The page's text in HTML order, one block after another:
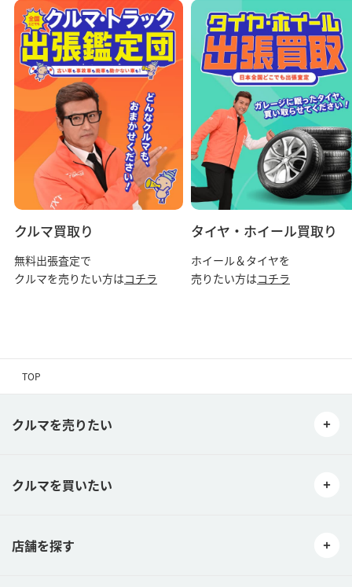
クルマ買取り
無料出張査定で
クルマを売りたい方はコチラ
タイヤ・ホイール買取り
ホイール＆タイヤを
売りたい方はコチラ
TOP
クルマを売りたい
クルマを買いたい
店舗を探す